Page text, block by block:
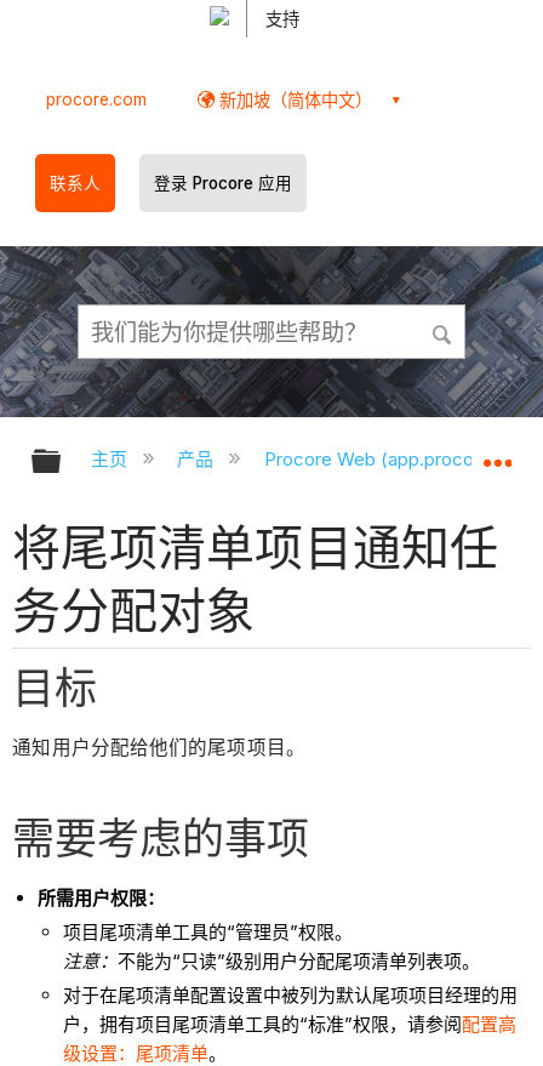
支持
procore.com 新加坡（简体中文）
联系人 登录 Procore 应用
扩展/隐缩全局层次
主页 产品 Procore Web
将尾项清单项目通知任
务分配对象
目标
通知用户分配给他们的尾项项目。
需要考虑的事项
所需用户权限：
项目尾项清单工具的“管理员”权限。
注意：不能为“只读”级别用户分配尾项清单列表项。
对于在尾项清单配置设置中被列为默认尾项项目经理的用
户，拥有项目尾项清单工具的“标准”权限，请参阅配置高
级设置：尾项清单。